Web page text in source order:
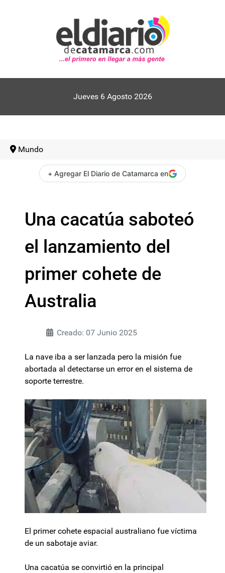
Jueves 6 Agosto 2026
Mundo
+ Agregar El Diario de Catamarca en
Una cacatúa saboteó
el lanzamiento del
primer cohete de
Australia
Creado: 07 Junio 2025
La nave iba a ser lanzada pero la misión fue
abortada al detectarse un error en el sistema de
soporte terrestre.
El primer cohete espacial australiano fue víctima
de un sabotaje aviar.
Una cacatúa se convirtió en la principal